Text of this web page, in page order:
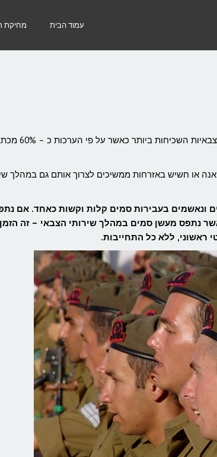
עמוד הבית מחיקת
בשנים האחרונות, חקירות בחשד לשימוש בסמים בצבא הן החקירות הצבאיות
או חשיש באזרחות ממשיכים לצרוך אותם גם במהלך
ונאשמים בעבירות סמים קלות וקשות כאחד. אם
נתפס מעשן סמים במהלך שירותי הצבאי – זה הזמן